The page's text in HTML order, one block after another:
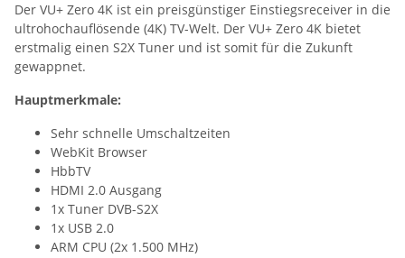
Der VU+ Zero 4K ist ein preisgünstiger Einstiegsreceiver in die
ultrohochauflösende (4K) TV-Welt. Der VU+ Zero 4K bietet
erstmalig einen S2X Tuner und ist somit für die Zukunft
gewappnet.
Hauptmerkmale:
Sehr schnelle Umschaltzeiten
WebKit Browser
HbbTV
HDMI 2.0 Ausgang
1x Tuner DVB-S2X
1x USB 2.0
ARM CPU (2x 1.500 MHz)